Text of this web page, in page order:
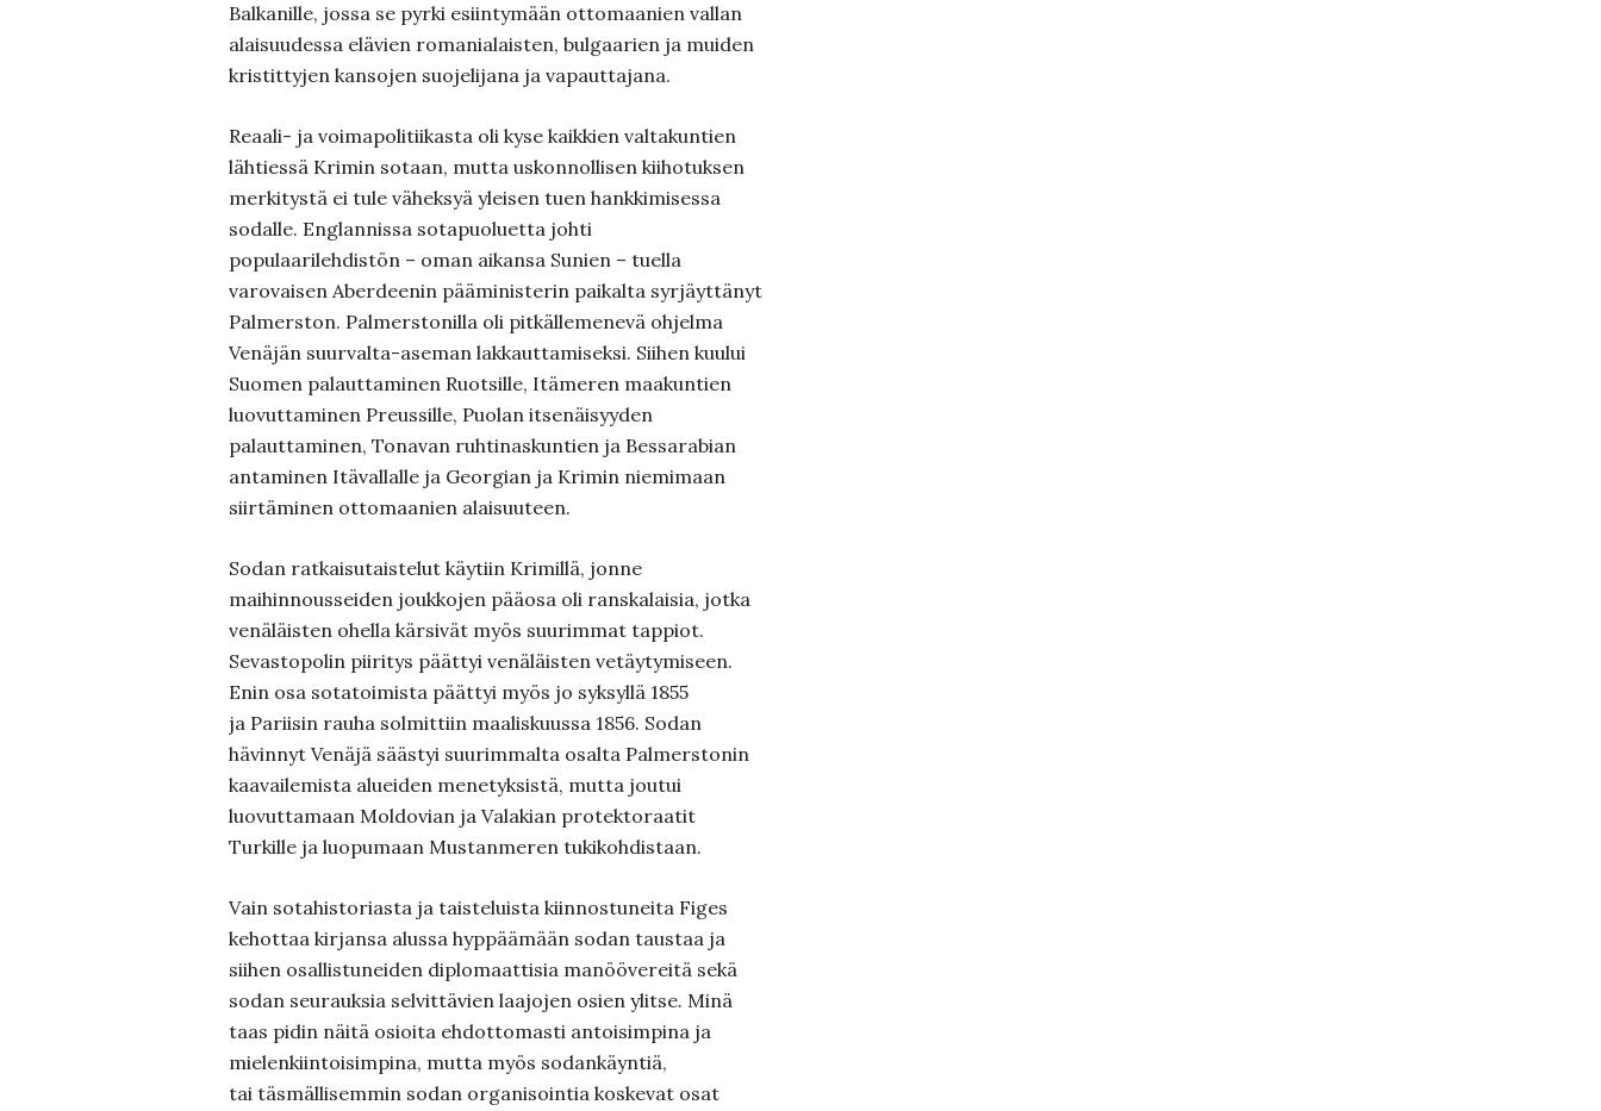
Balkanille, jossa se pyrki esiintymään ottomaanien vallan
alaisuudessa elävien romanialaisten, bulgaarien ja muiden
kristittyjen kansojen suojelijana ja vapauttajana.
Reaali- ja voimapolitiikasta oli kyse kaikkien valtakuntien
lähtiessä Krimin sotaan, mutta uskonnollisen kiihotuksen
merkitystä ei tule väheksyä yleisen tuen hankkimisessa
sodalle. Englannissa sotapuoluetta johti
populaarilehdistön – oman aikansa Sunien – tuella
varovaisen Aberdeenin pääministerin paikalta syrjäyttänyt
Palmerston. Palmerstonilla oli pitkällemenevä ohjelma
Venäjän suurvalta-aseman lakkauttamiseksi. Siihen kuului
Suomen palauttaminen Ruotsille, Itämeren maakuntien
luovuttaminen Preussille, Puolan itsenäisyyden
palauttaminen, Tonavan ruhtinaskuntien ja Bessarabian
antaminen Itävallalle ja Georgian ja Krimin niemimaan
siirtäminen ottomaanien alaisuuteen.
Sodan ratkaisutaistelut käytiin Krimillä, jonne
maihinnousseiden joukkojen pääosa oli ranskalaisia, jotka
venäläisten ohella kärsivät myös suurimmat tappiot.
Sevastopolin piiritys päättyi venäläisten vetäytymiseen.
Enin osa sotatoimista päättyi myös jo syksyllä 1855
ja Pariisin rauha solmittiin maaliskuussa 1856. Sodan
hävinnyt Venäjä säästyi suurimmalta osalta Palmerstonin
kaavailemista alueiden menetyksistä, mutta joutui
luovuttamaan Moldovian ja Valakian protektoraatit
Turkille ja luopumaan Mustanmeren tukikohdistaan.
Vain sotahistoriasta ja taisteluista kiinnostuneita Figes
kehottaa kirjansa alussa hyppäämään sodan taustaa ja
siihen osallistuneiden diplomaattisia manöövereitä sekä
sodan seurauksia selvittävien laajojen osien ylitse. Minä
taas pidin näitä osioita ehdottomasti antoisimpina ja
mielenkiintoisimpina, mutta myös sodankäyntiä,
tai täsmällisemmin sodan organisointia koskevat osat